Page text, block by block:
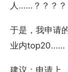
人……？？？？
于是，我申请
业内top20……